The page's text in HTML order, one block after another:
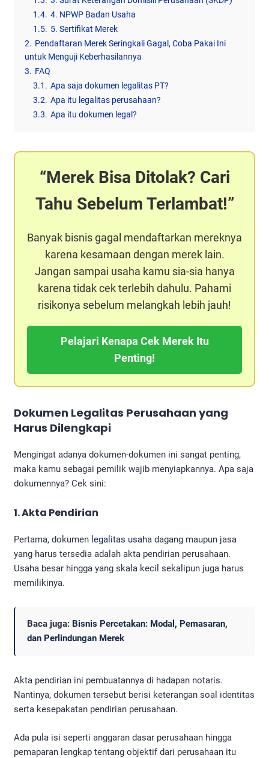
1.4. 4. NPWP Badan Usaha
1.5. 5. Sertifikat Merek
2. Pendaftaran Merek Seringkali Gagal, Coba Pakai Ini
untuk Menguji Keberhasilannya
3. FAQ
3.1. Apa saja dokumen legalitas PT?
3.2. Apa itu legalitas perusahaan?
3.3. Apa itu dokumen legal?
Merek Bisa Ditolak? Cari
Tahu Sebelum Terlambat!
Banyak bisnis gagal mendaftarkan mereknya
karena kesamaan dengan merek lain.
Jangan sampai usaha kamu sia-sia hanya
karena tidak cek terlebih dahulu. Pahami
risikonya sebelum melangkah lebih jauh!
Pelajari Kenapa Cek Merek Itu
Penting!
Dokumen Legalitas Perusahaan yang
Harus Dilengkapi
Mengingat adanya dokumen-dokumen ini sangat penting,
maka kamu sebagai pemilik wajib menyiapkannya. Apa saja
dokumennya? Cek sini:
1. Akta Pendirian
Pertama, dokumen legalitas usaha dagang maupun jasa
yang harus tersedia adalah akta pendirian perusahaan.
Usaha besar hingga yang skala kecil sekalipun juga harus
memilikinya.
Baca juga: Bisnis Percetakan: Modal, Pemasaran,
dan Perlindungan Merek
Akta pendirian ini pembuatannya di hadapan notaris.
Nantinya, dokumen tersebut berisi keterangan soal identitas
serta kesepakatan pendirian perusahaan.
Ada pula isi seperti anggaran dasar perusahaan hingga
pemaparan lengkap tentang objektif dari perusahaan itu